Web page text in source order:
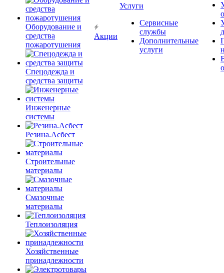
Оборудование и
средства
пожаротушения
Спецодежда и
средства защиты
Инженерные
системы
Резина.Асбест
Строительные
материалы
Смазочные
материалы
Теплоизоляция
Хозяйственные
принадлежности
Акции
Услуги
Сервисные
службы
Дополнительные
услуги